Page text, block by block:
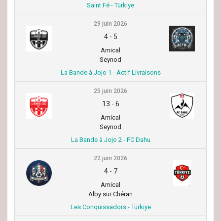
Saint Fé - Türkiye
29 juin 2026
4- 5
Amical
Seynod
La Bande à Jojo 1 - Actif Livraisons
25 juin 2026
13 - 6
Amical
Seynod
La Bande à Jojo 2 - FC Dahu
22 juin 2026
4- 7
Amical
Alby sur Chéran
Les Conquissadors - Türkiye